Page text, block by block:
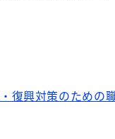
興対策のための